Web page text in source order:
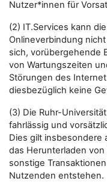
Nutzer*innen für
(2) IT.Services kann
Onlineverbindung
sich, vorübergehende
von Wartungszeiten
Störungen des
diesbezüglich keine
(3) Die Ruhr-
fahrlässig und
Dies gilt insbesondere
das Herunterladen
sonstige
Nutzenden entstehen.